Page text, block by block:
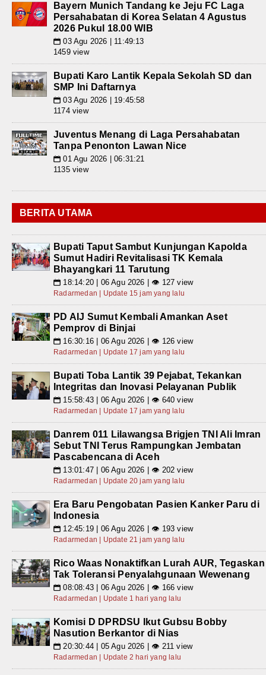
Bayern Munich Tandang ke Jeju FC Laga
Persahabatan di Korea Selatan 4 Agustus
2026 Pukul 18.00 WIB
📅 03 Agu 2026 | 11:49:13
1459 view
Bupati Karo Lantik Kepala Sekolah SD dan
SMP Ini Daftarnya
📅 03 Agu 2026 | 19:45:58
1174 view
Juventus Menang di Laga Persahabatan
Tanpa Penonton Lawan Nice
📅 01 Agu 2026 | 06:31:21
1135 view
BERITA UTAMA
Bupati Taput Sambut Kunjungan Kapolda
Sumut Hadiri Revitalisasi TK Kemala
Bhayangkari 11 Tarutung
📅 18:14:20 | 06 Agu 2026 | 👁 127 view
Radarmedan | Update 15 jam yang lalu
PD AIJ Sumut Kembali Amankan Aset
Pemprov di Binjai
📅 16:30:16 | 06 Agu 2026 | 👁 126 view
Radarmedan | Update 17 jam yang lalu
Bupati Toba Lantik 39 Pejabat, Tekankan
Integritas dan Inovasi Pelayanan Publik
📅 15:58:43 | 06 Agu 2026 | 👁 640 view
Radarmedan | Update 17 jam yang lalu
Danrem 011 Lilawangsa Brigjen TNI Ali Imran
Sebut TNI Terus Rampungkan Jembatan
Pascabencana di Aceh
📅 13:01:47 | 06 Agu 2026 | 👁 202 view
Radarmedan | Update 20 jam yang lalu
Era Baru Pengobatan Pasien Kanker Paru di
Indonesia
📅 12:45:19 | 06 Agu 2026 | 👁 193 view
Radarmedan | Update 21 jam yang lalu
Rico Waas Nonaktifkan Lurah AUR, Tegaskan
Tak Toleransi Penyalahgunaan Wewenang
📅 08:08:43 | 06 Agu 2026 | 👁 166 view
Radarmedan | Update 1 hari yang lalu
Komisi D DPRDSU Ikut Gubsu Bobby
Nasution Berkantor di Nias
📅 20:30:44 | 05 Agu 2026 | 👁 211 view
Radarmedan | Update 2 hari yang lalu